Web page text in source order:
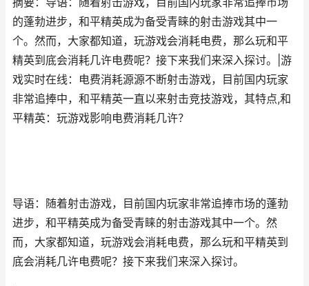
的蓬勃进步，和平精英成为备受青睐的射击游戏其中一
个。然而，大家都知道，玩游戏会消耗电费，那么玩和平
精英到底会消耗几许电费呢？接下来我们来深入探讨。|游
戏实时在线：电费消耗源源不断射击游戏，目前国内玩家
非常追捧中，和平精英一直以来射击竞技游戏，其特点,和
平精英：玩游戏影响电费消耗几许？
导语：随着射击游戏，目前国内玩家非常追捧市场的蓬勃
进步，和平精英成为备受青睐的射击游戏其中一个。然
而，大家都知道，玩游戏会消耗电费，那么玩和平精英到
底会消耗几许电费呢？接下来我们来深入探讨。